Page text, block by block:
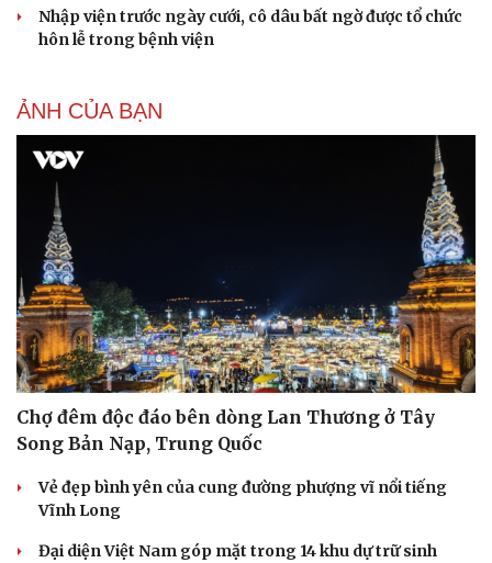
Nhập viện trước ngày cưới, cô dâu bất ngờ được tổ chức
hôn lễ trong bệnh viện
ẢNH CỦA BẠN
Chợ đêm độc đáo bên dòng Lan Thương ở Tây
Song Bản Nạp, Trung Quốc
Vẻ đẹp bình yên của cung đường phượng vĩ nổi tiếng
Vĩnh Long
Đại diện Việt Nam góp mặt trong 14 khu dự trữ sinh